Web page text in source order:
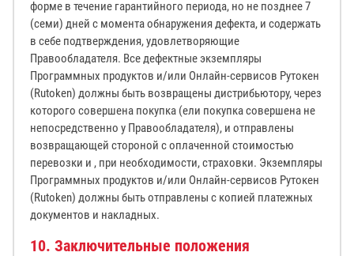
форме в течение гарантийного периода, но не позднее 7
(семи) дней с момента обнаружения дефекта, и содержать
в себе подтверждения, удовлетворяющие
Правообладателя. Все дефектные экземпляры
Программных продуктов и/или Онлайн-сервисов Рутокен
(Rutoken) должны быть возвращены дистрибьютору, через
которого совершена покупка (ели покупка совершена не
непосредственно у Правообладателя), и отправлены
возвращающей стороной с оплаченной стоимостью
перевозки и , при необходимости, страховки. Экземпляры
Программных продуктов и/или Онлайн-сервисов Рутокен
(Rutoken) должны быть отправлены с копией платежных
документов и накладных.
10. Заключительные положения